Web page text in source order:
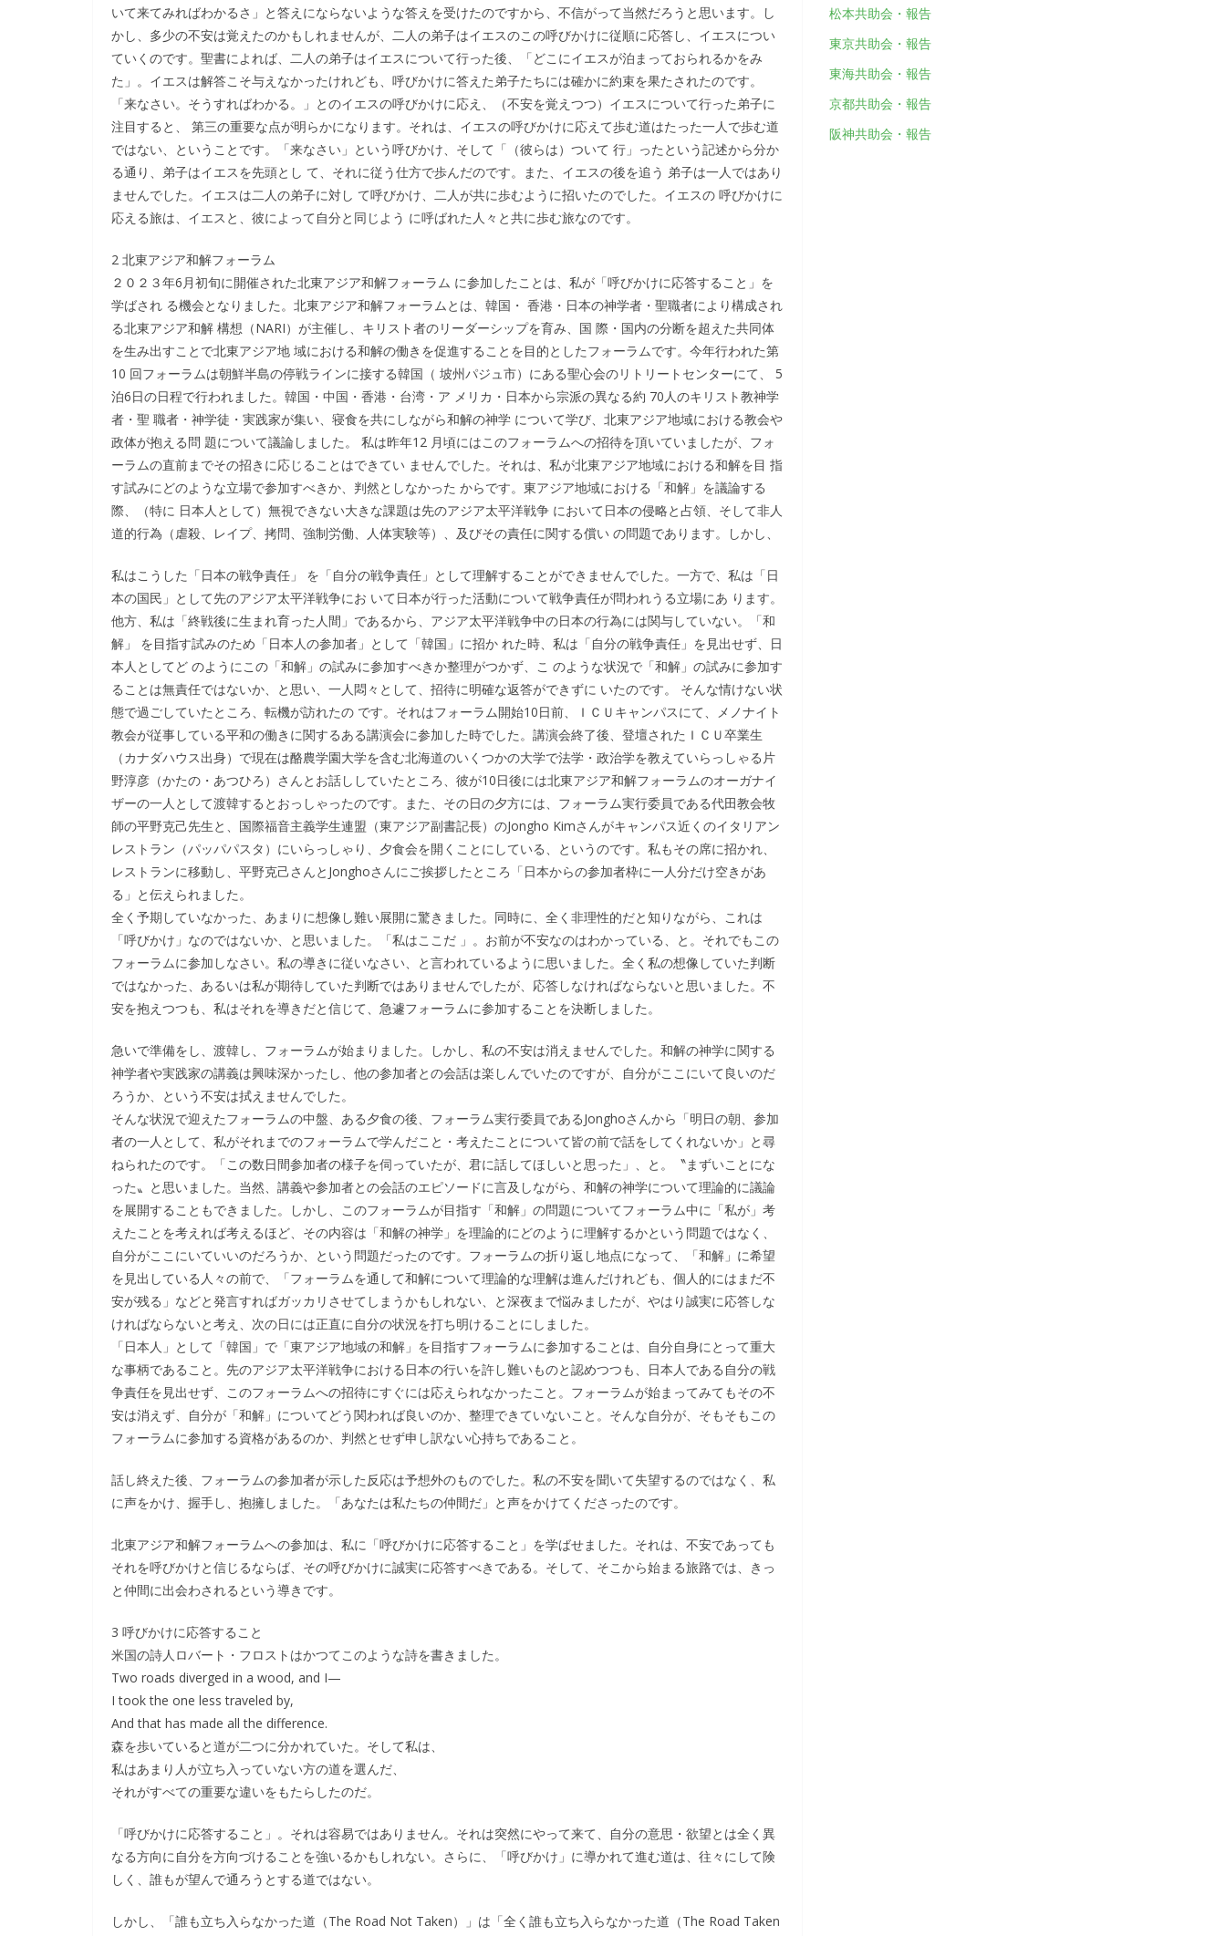
いて来てみればわかるさ」と答えにならないような答えを受けたのですから、不信がって当然だろうと思います。し
かし、多少の不安は覚えたのかもしれませんが、二人の弟子はイエスのこの呼びかけに従順に応答し、イエスについ
ていくのです。聖書によれば、二人の弟子はイエスについて行った後、「どこにイエスが泊まっておられるかをみ
た」。イエスは解答こそ与えなかったけれども、呼びかけに答えた弟子たちには確かに約束を果たされたのです。
「来なさい。そうすればわかる。」とのイエスの呼びかけに応え、（不安を覚えつつ）イエスについて行った弟子に
注目すると、 第三の重要な点が明らかになります。それは、イエスの呼びかけに応えて歩む道はたった一人で歩む道
ではない、ということです。「来なさい」という呼びかけ、そして「（彼らは）ついて 行」ったという記述から分か
る通り、弟子はイエスを先頭とし て、それに従う仕方で歩んだのです。また、イエスの後を追う 弟子は一人ではあり
ませんでした。イエスは二人の弟子に対し て呼びかけ、二人が共に歩むように招いたのでした。イエスの 呼びかけに
応える旅は、イエスと、彼によって自分と同じよう に呼ばれた人々と共に歩む旅なのです。
2 北東アジア和解フォーラム
２０２３年6月初旬に開催された北東アジア和解フォーラム に参加したことは、私が「呼びかけに応答すること」を
学ばされ る機会となりました。北東アジア和解フォーラムとは、韓国・ 香港・日本の神学者・聖職者により構成され
る北東アジア和解 構想（NARI）が主催し、キリスト者のリーダーシップを育み、国 際・国内の分断を超えた共同体
を生み出すことで北東アジア地 域における和解の働きを促進することを目的としたフォーラムです。今年行われた第
10 回フォーラムは朝鮮半島の停戦ラインに接する韓国（ 坡州パジュ市）にある聖心会のリトリートセンターにて、 5
泊6日の日程で行われました。韓国・中国・香港・台湾・ア メリカ・日本から宗派の異なる約 70人のキリスト教神学
者・聖 職者・神学徒・実践家が集い、寝食を共にしながら和解の神学 について学び、北東アジア地域における教会や
政体が抱える問 題について議論しました。 私は昨年12 月頃にはこのフォーラムへの招待を頂いていましたが、フォ
ーラムの直前までその招きに応じることはできてい ませんでした。それは、私が北東アジア地域における和解を目 指
す試みにどのような立場で参加すべきか、判然としなかった からです。東アジア地域における「和解」を議論する
際、（特に 日本人として）無視できない大きな課題は先のアジア太平洋戦争 において日本の侵略と占領、そして非人
道的行為（虐殺、レイプ、拷問、強制労働、人体実験等）、及びその責任に関する償い の問題であります。しかし、
私はこうした「日本の戦争責任」 を「自分の戦争責任」として理解することができませんでした。一方で、私は「日
本の国民」として先のアジア太平洋戦争にお いて日本が行った活動について戦争責任が問われうる立場にあ ります。
他方、私は「終戦後に生まれ育った人間」であるから、アジア太平洋戦争中の日本の行為には関与していない。「和
解」 を目指す試みのため「日本人の参加者」として「韓国」に招か れた時、私は「自分の戦争責任」を見出せず、日
本人としてど のようにこの「和解」の試みに参加すべきか整理がつかず、こ のような状況で「和解」の試みに参加す
ることは無責任ではないか、と思い、一人悶々として、招待に明確な返答ができずに いたのです。 そんな情けない状
態で過ごしていたところ、転機が訪れたの です。それはフォーラム開始10日前、ＩＣＵキャンパスにて、メノナイト
教会が従事している平和の働きに関するある講演会に参加した時でした。講演会終了後、登壇されたＩＣＵ卒業生
（カナダハウス出身）で現在は酪農学園大学を含む北海道のいくつかの大学で法学・政治学を教えていらっしゃる片
野淳彦（かたの・あつひろ）さんとお話ししていたところ、彼が10日後には北東アジア和解フォーラムのオーガナイ
ザーの一人として渡韓するとおっしゃったのです。また、その日の夕方には、フォーラム実行委員である代田教会牧
師の平野克己先生と、国際福音主義学生連盟（東アジア副書記長）のJongho Kimさんがキャンパス近くのイタリアン
レストラン（パッパパスタ）にいらっしゃり、夕食会を開くことにしている、というのです。私もその席に招かれ、
レストランに移動し、平野克己さんとJonghoさんにご挨拶したところ「日本からの参加者枠に一人分だけ空きがあ
る」と伝えられました。
全く予期していなかった、あまりに想像し難い展開に驚きました。同時に、全く非理性的だと知りながら、これは
「呼びかけ」なのではないか、と思いました。「私はここだ 」。お前が不安なのはわかっている、と。それでもこの
フォーラムに参加しなさい。私の導きに従いなさい、と言われているように思いました。全く私の想像していた判断
ではなかった、あるいは私が期待していた判断ではありませんでしたが、応答しなければならないと思いました。不
安を抱えつつも、私はそれを導きだと信じて、急遽フォーラムに参加することを決断しました。
急いで準備をし、渡韓し、フォーラムが始まりました。しかし、私の不安は消えませんでした。和解の神学に関する
神学者や実践家の講義は興味深かったし、他の参加者との会話は楽しんでいたのですが、自分がここにいて良いのだ
ろうか、という不安は拭えませんでした。
そんな状況で迎えたフォーラムの中盤、ある夕食の後、フォーラム実行委員であるJonghoさんから「明日の朝、参加
者の一人として、私がそれまでのフォーラムで学んだこと・考えたことについて皆の前で話をしてくれないか」と尋
ねられたのです。「この数日間参加者の様子を伺っていたが、君に話してほしいと思った」、と。〝まずいことにな
った〟と思いました。当然、講義や参加者との会話のエピソードに言及しながら、和解の神学について理論的に議論
を展開することもできました。しかし、このフォーラムが目指す「和解」の問題についてフォーラム中に「私が」考
えたことを考えれば考えるほど、その内容は「和解の神学」を理論的にどのように理解するかという問題ではなく、
自分がここにいていいのだろうか、という問題だったのです。フォーラムの折り返し地点になって、「和解」に希望
を見出している人々の前で、「フォーラムを通して和解について理論的な理解は進んだけれども、個人的にはまだ不
安が残る」などと発言すればガッカリさせてしまうかもしれない、と深夜まで悩みましたが、やはり誠実に応答しな
ければならないと考え、次の日には正直に自分の状況を打ち明けることにしました。
「日本人」として「韓国」で「東アジア地域の和解」を目指すフォーラムに参加することは、自分自身にとって重大
な事柄であること。先のアジア太平洋戦争における日本の行いを許し難いものと認めつつも、日本人である自分の戦
争責任を見出せず、このフォーラムへの招待にすぐには応えられなかったこと。フォーラムが始まってみてもその不
安は消えず、自分が「和解」についてどう関われば良いのか、整理できていないこと。そんな自分が、そもそもこの
フォーラムに参加する資格があるのか、判然とせず申し訳ない心持ちであること。
話し終えた後、フォーラムの参加者が示した反応は予想外のものでした。私の不安を聞いて失望するのではなく、私
に声をかけ、握手し、抱擁しました。「あなたは私たちの仲間だ」と声をかけてくださったのです。
北東アジア和解フォーラムへの参加は、私に「呼びかけに応答すること」を学ばせました。それは、不安であっても
それを呼びかけと信じるならば、その呼びかけに誠実に応答すべきである。そして、そこから始まる旅路では、きっ
と仲間に出会わされるという導きです。
3 呼びかけに応答すること
米国の詩人ロバート・フロストはかつてこのような詩を書きました。
Two roads diverged in a wood, and I—
I took the one less traveled by,
And that has made all the difference.
森を歩いていると道が二つに分かれていた。そして私は、
私はあまり人が立ち入っていない方の道を選んだ、
それがすべての重要な違いをもたらしたのだ。
「呼びかけに応答すること」。それは容易ではありません。それは突然にやって来て、自分の意思・欲望とは全く異
なる方向に自分を方向づけることを強いるかもしれない。さらに、「呼びかけ」に導かれて進む道は、往々にして険
しく、誰もが望んで通ろうとする道ではない。
しかし、「誰も立ち入らなかった道（The Road Not Taken）」は「全く誰も立ち入らなかった道（The Road Taken
松本共助会・報告
東京共助会・報告
東海共助会・報告
京都共助会・報告
阪神共助会・報告